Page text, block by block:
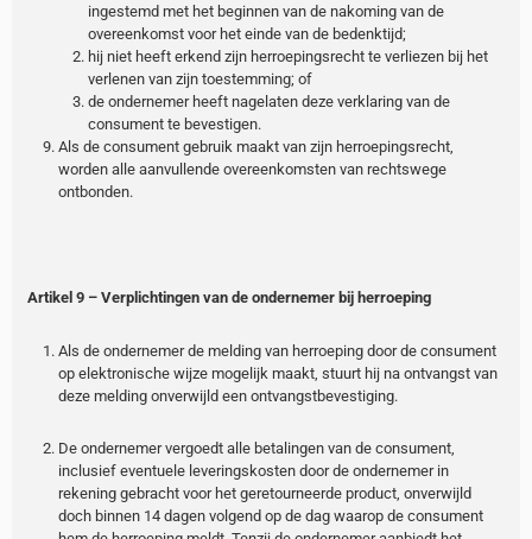
ingestemd met het beginnen van de nakoming van de
overeenkomst voor het einde van de bedenktijd;
hij niet heeft erkend zijn herroepingsrecht te verliezen bij het
verlenen van zijn toestemming; of
de ondernemer heeft nagelaten deze verklaring van de
consument te bevestigen.
Als de consument gebruik maakt van zijn herroepingsrecht,
worden alle aanvullende overeenkomsten van rechtswege
ontbonden.
Artikel 9 – Verplichtingen van de ondernemer bij herroeping
Als de ondernemer de melding van herroeping door de consument
op elektronische wijze mogelijk maakt, stuurt hij na ontvangst van
deze melding onverwijld een ontvangstbevestiging.
De ondernemer vergoedt alle betalingen van de consument,
inclusief eventuele leveringskosten door de ondernemer in
rekening gebracht voor het geretourneerde product, onverwijld
doch binnen 14 dagen volgend op de dag waarop de consument